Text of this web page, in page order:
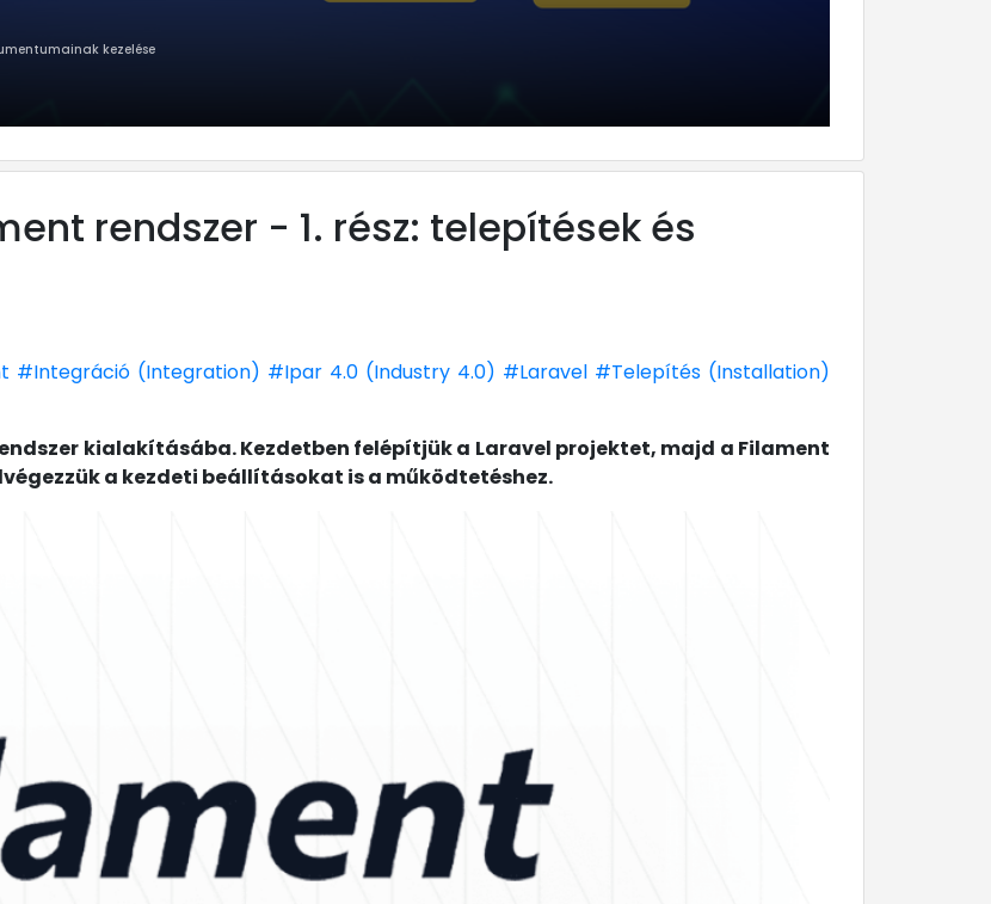
rész: Berendezés dokumentumainak kezelése
rendszer - 1. rész: telepítések és
#Integráció (Integration) #Ipar 4.0 (Industry 4.0) #Laravel #Telepítés (Installation)
kialakításába. Kezdetben felépítjük a Laravel projektet, majd a Filament
a kezdeti beállításokat is a működtetéshez.